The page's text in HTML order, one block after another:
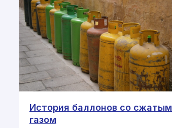
История баллонов со сжатым
газом